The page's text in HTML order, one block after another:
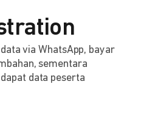
via WhatsApp, bayar
sementara
data peserta